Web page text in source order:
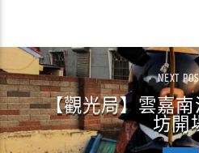
NEXT
【觀光局】雲嘉
坊開